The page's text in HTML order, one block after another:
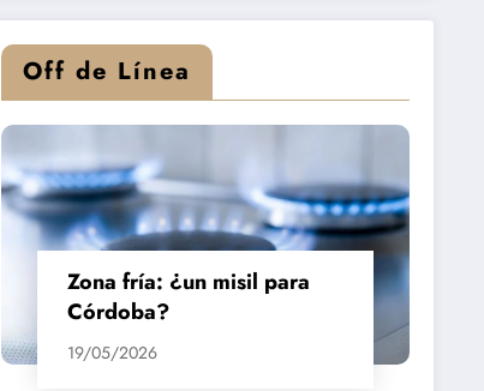
Off de Línea
Zona fría: ¿un misil para
Córdoba?
19/05/2026